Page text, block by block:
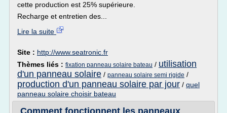
cette production est 25% supérieure.
Recharge et entretien des...
Lire la suite
Site : http://www.seatronic.fr
Thèmes liés : fixation panneau solaire bateau / utilisation
d'un panneau solaire / panneau solaire semi rigide /
production d'un panneau solaire par jour / quel
panneau solaire choisir bateau
Comment fonctionnent les panneaux